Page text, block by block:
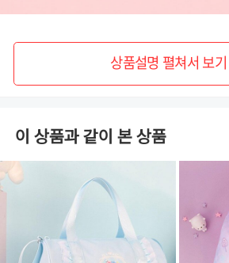
상품설명 펼쳐서 보기
이 상품과 같이 본 상품